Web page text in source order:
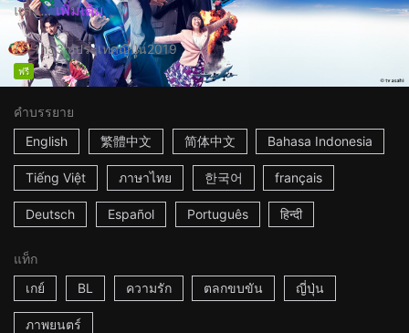
และ... เพิ่มเติม
1h53mประเทศญี่ปุ่น2019
ฟรี
คำบรรยาย
English
繁體中文 简体中文 Bahasa Indonesia
Tiếng Việt ภาษาไทย 한국어 français
Deutsch Español Português हिन्दी
แท็ก
เกย์
BL ความรัก ตลกขบขัน ญี่ปุ่น
ภาพยนตร์